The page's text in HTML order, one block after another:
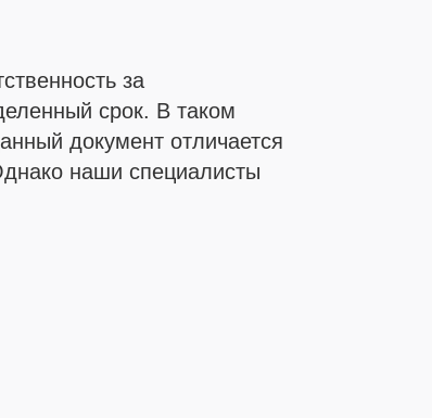
за
срок. В таком
документ отличается
наши специалисты